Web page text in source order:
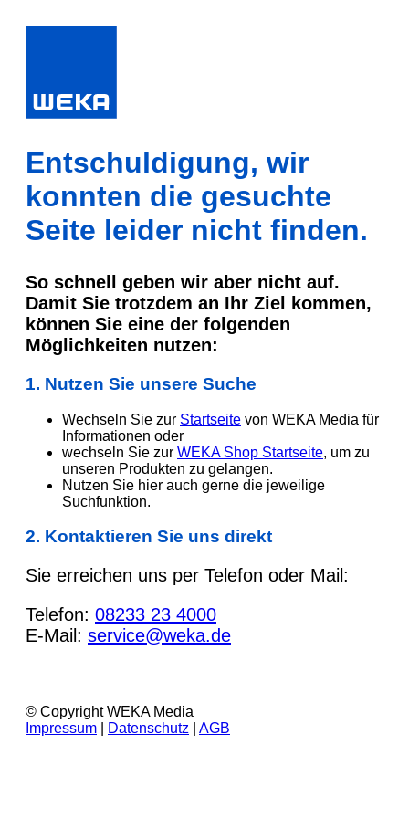
Entschuldigung, wir
konnten die gesuchte
Seite leider nicht finden.
So schnell geben wir aber nicht auf.
Damit Sie trotzdem an Ihr Ziel kommen,
können Sie eine der folgenden
Möglichkeiten nutzen:
1. Nutzen Sie unsere Suche
Wechseln Sie zur Startseite von WEKA Media für
Informationen oder
wechseln Sie zur WEKA Shop Startseite, um zu
unseren Produkten zu gelangen.
Nutzen Sie hier auch gerne die jeweilige
Suchfunktion.
2. Kontaktieren Sie uns direkt
Sie erreichen uns per Telefon oder Mail:
Telefon: 08233 23 4000
E-Mail: service@weka.de
© Copyright WEKA Media
Impressum
Datenschutz AGB